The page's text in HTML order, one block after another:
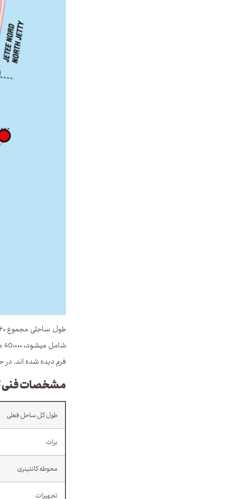
فرم دیده شده اند.
مشخصات فنی
طول کل ساحل فعلی
برات
محوطه کانتینری
تجهیزات